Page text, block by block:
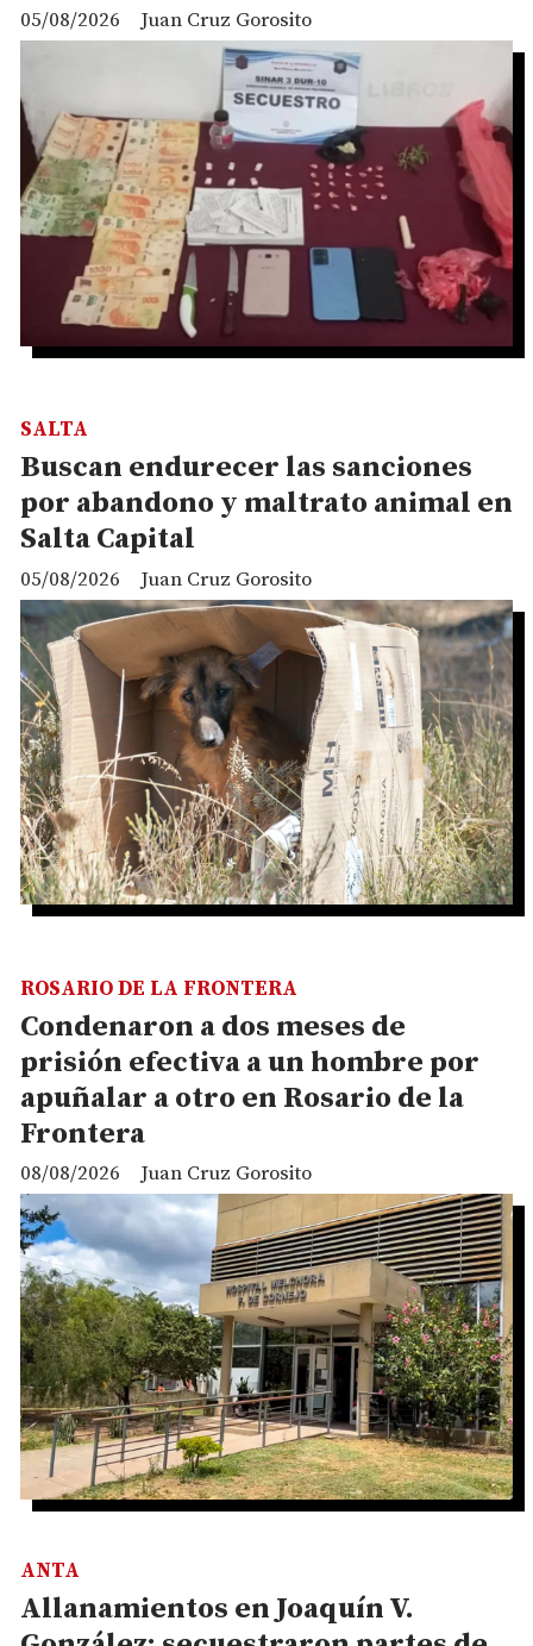
Juan Cruz Gorosito
05/08/2026
Buscan endurecer las sanciones
por abandono y maltrato animal en
Salta Capital
Juan Cruz Gorosito
SALTA
05/08/2026
Condenaron a dos meses de
prisión efectiva a un hombre por
apuñalar a otro en Rosario de la
Frontera
Juan Cruz Gorosito
ROSARIO DE LA FRONTERA
08/08/2026
Allanamientos en Joaquín V.
ANTA